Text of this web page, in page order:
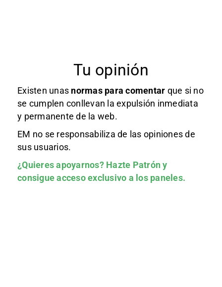
Tu opinión
Existen unas normas para comentar que si no
se cumplen conllevan la expulsión inmediata
y permanente de la web.
EM no se responsabiliza de las opiniones de
sus usuarios.
¿Quieres apoyarnos? Hazte Patróny
consigue acceso exclusivo a los paneles.